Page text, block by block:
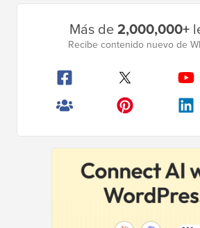
Más de2,000,000+
Recibe contenido nuevo de